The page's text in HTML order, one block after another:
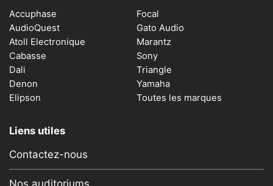
Accuphase
AudioQuest
Atoll Electronique
Cabasse
Dali
Denon
Elipson
Focal
Gato Audio
Marantz
Sony
Triangle
Yamaha
Toutes les marques
Liens utiles
Contactez-nous
Nos auditoriums